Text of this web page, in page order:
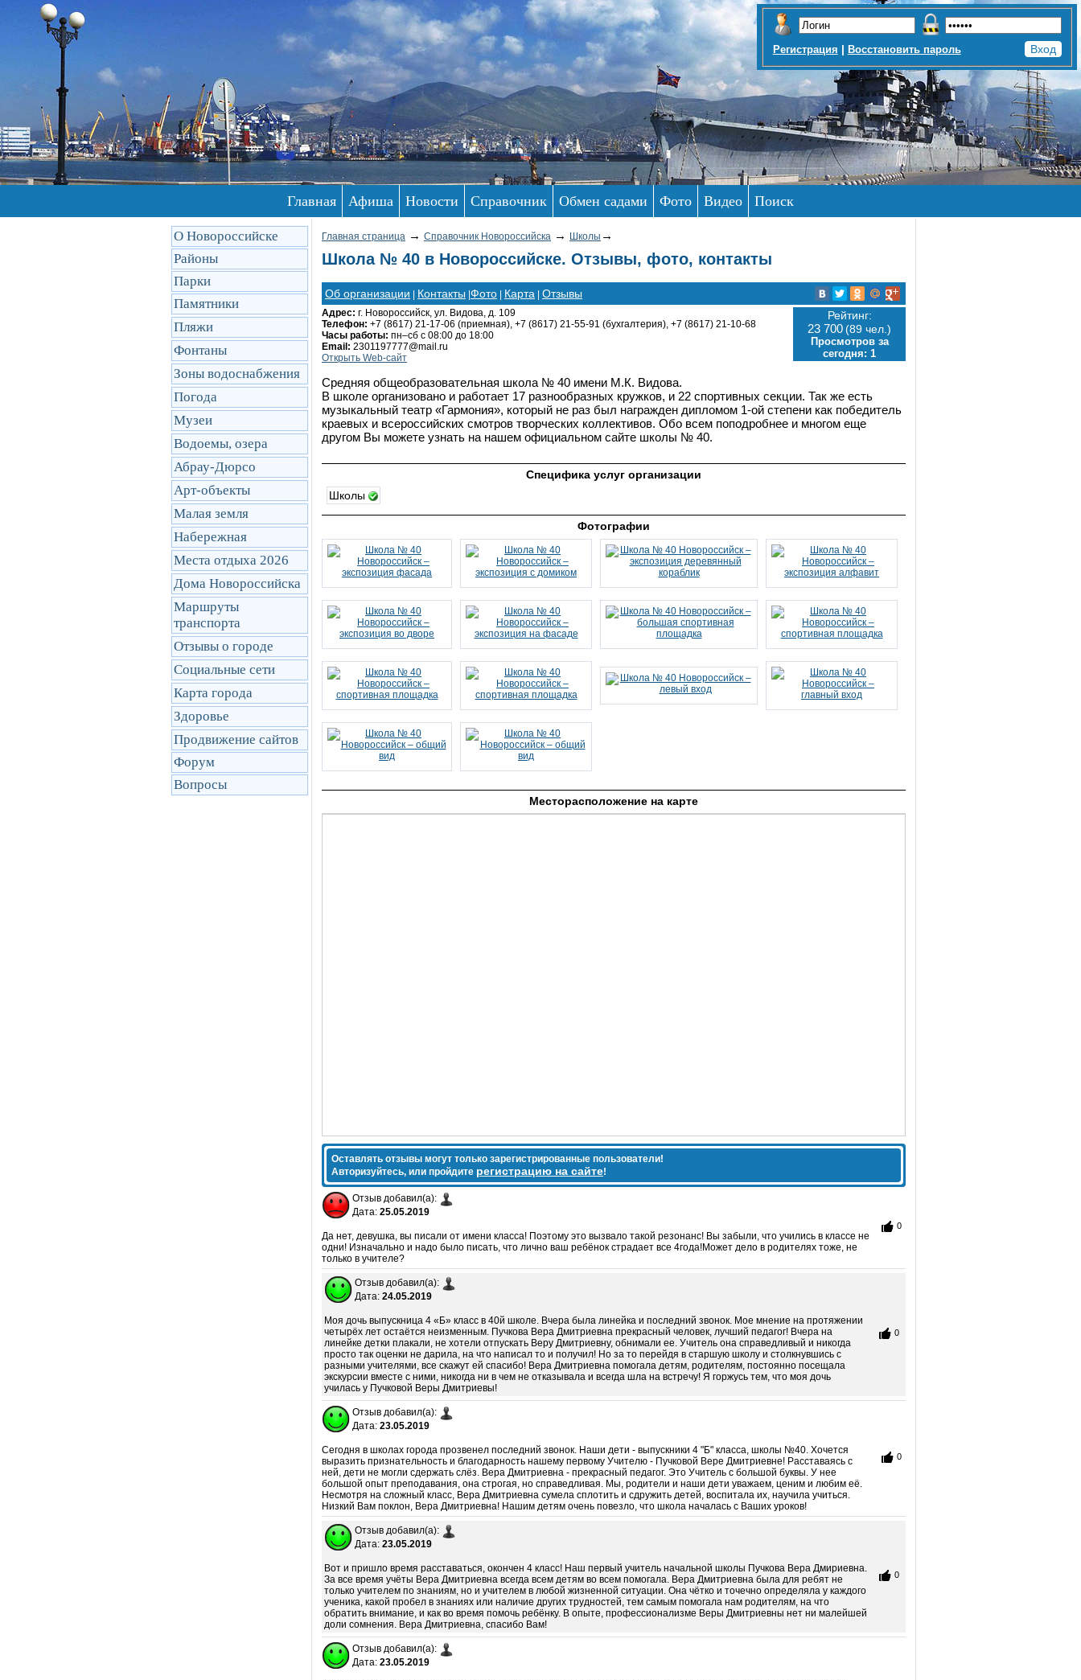
Регистрация | Восстановить пароль
Главная Афиша Новости Справочник Обмен садами Фото Видео Поиск
О Новороссийске
Районы
Парки
Памятники
Пляжи
Фонтаны
Зоны водоснабжения
Погода
Музеи
Водоемы, озера
Абрау-Дюрсо
Арт-объекты
Малая земля
Набережная
Места отдыха 2026
Дома Новороссийска
Маршруты
транcпорта
Отзывы о городе
Социальные сети
Карта города
Здоровье
Продвижение сайтов
Форум
Вопросы
Главная страница → Справочник Новороссийска → Школы →
Школа № 40 в Новороссийске. Отзывы, фото, контакты
Об организации Контакты Фото Карта Отзывы
Адрес: г. Новороссийск, ул. Видова, д. 109
Телефон: +7 (8617) 21-17-06 (приемная), +7 (8617) 21-55-91 (бухгалтерия), +7 (8617) 21-10-68
Часы работы: пн–сб с 08:00 до 18:00
Email: 2301197777@mail.ru
Открыть Web-сайт
Рейтинг:
23 700(89 чел.)
Просмотров за
сегодня: 1
Средняя общеобразовательная школа № 40 имени М.К. Видова.
В школе организовано и работает 17 разнообразных кружков, и 22 спортивных секции. Так же есть
музыкальный театр «Гармония», который не раз был награжден дипломом 1-ой степени как победитель
краевых и всероссийских смотров творческих коллективов. Обо всем поподробнее и многом еще
другом Вы можете узнать на нашем официальном сайте школы № 40.
Специфика услуг организации
Школы
Фотографии
Месторасположение на карте
Оставлять отзывы могут только зарегистрированные пользователи!
Авторизуйтесь, или пройдите регистрацию на сайте!
Отзыв добавил(а):
Дата: 25.05.2019
Да нет, девушка, вы писали от имени класса! Поэтому это вызвало такой резонанс! Вы забыли, что учились в классе не
одни! Изначально и надо было писать, что лично ваш ребёнок страдает все 4года!Может дело в родителях тоже, не
только в учителе?
0
Отзыв добавил(а):
Дата: 24.05.2019
Моя дочь выпускница 4 «Б» класс в 40й школе. Вчера была линейка и последний звонок. Мое мнение на протяжении
четырёх лет остаётся неизменным. Пучкова Вера Дмитриевна прекрасный человек, лучший педагог! Вчера на
линейке детки плакали, не хотели отпускать Веру Дмитриевну, обнимали ее. Учитель она справедливый и никогда
просто так оценки не дарила, на что написал то и получил! Но за то перейдя в старшую школу и столкнувшись с
разными учителями, все скажут ей спасибо! Вера Дмитриевна помогала детям, родителям, постоянно посещала
экскурсии вместе с ними, никогда ни в чем не отказывала и всегда шла на встречу! Я горжусь тем, что моя дочь
училась у Пучковой Веры Дмитриевы!
0
Отзыв добавил(а):
Дата: 23.05.2019
Сегодня в школах города прозвенел последний звонок. Наши дети - выпускники 4 "Б" класса, школы №40. Хочется
выразить признательность и благодарность нашему первому Учителю - Пучковой Вере Дмитриевне! Расставаясь с
ней, дети не могли сдержать слёз. Вера Дмитриевна - прекрасный педагог. Это Учитель с большой буквы. У нее
большой опыт преподавания, она строгая, но справедливая. Мы, родители и наши дети уважаем, ценим и любим её.
Несмотря на сложный класс, Вера Дмитриевна сумела сплотить и сдружить детей, воспитала их, научила учиться.
Низкий Вам поклон, Вера Дмитриевна! Нашим детям очень повезло, что школа началась с Ваших уроков!
0
Отзыв добавил(а):
Дата: 23.05.2019
Вот и пришло время расставаться, окончен 4 класс! Наш первый учитель начальной школы Пучкова Вера Дмириевна.
За все время учёты Вера Дмитриевна всегда всем детям во всем помогала. Вера Дмитриевна была для ребят не
только учителем по знаниям, но и учителем в любой жизненной ситуации. Она чётко и точечно определяла у каждого
ученика, какой пробел в знаниях или наличие других трудностей, тем самым помогала нам родителям, на что
обратить внимание, и как во время помочь ребёнку. В опыте, профессионализме Веры Дмитриевны нет ни малейшей
доли сомнения. Вера Дмитриевна, спасибо Вам!
0
Отзыв добавил(а):
Дата: 23.05.2019